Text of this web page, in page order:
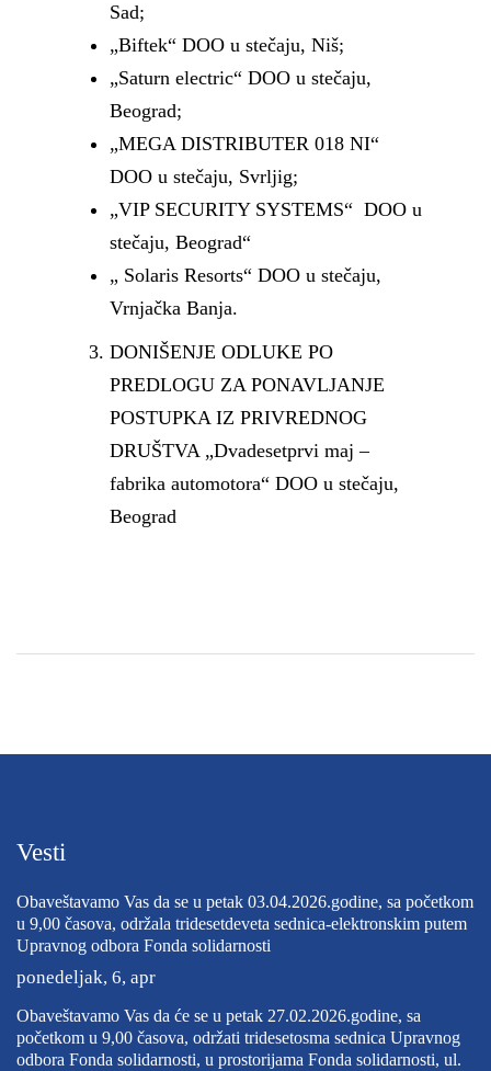
Sad;
„Biftek“ DOO u stečaju, Niš;
„Saturn electric“ DOO u stečaju,
Beograd;
„MEGA DISTRIBUTER 018 NI“
DOO u stečaju, Svrljig;
„VIP SECURITY SYSTEMS“ DOO u
stečaju, Beograd“
„ Solaris Resorts“ DOO u stečaju,
Vrnjačka Banja.
DONIŠENJE ODLUKE PO
PREDLOGU ZA PONAVLJANJE
POSTUPKA IZ PRIVREDNOG
DRUŠTVA „Dvadesetprvi maj –
fabrika automotora“ DOO u stečaju,
Beograd
Vesti
Obaveštavamo Vas da se u petak 03.04.2026.godine, sa početkom
u 9,00 časova, održala tridesetdeveta sednica-elektronskim putem
Upravnog odbora Fonda solidarnosti
ponedeljak, 6, apr
Obaveštavamo Vas da će se u petak 27.02.2026.godine, sa
početkom u 9,00 časova, održati tridesetosma sednica Upravnog
odbora Fonda solidarnosti, u prostorijama Fonda solidarnosti, ul.